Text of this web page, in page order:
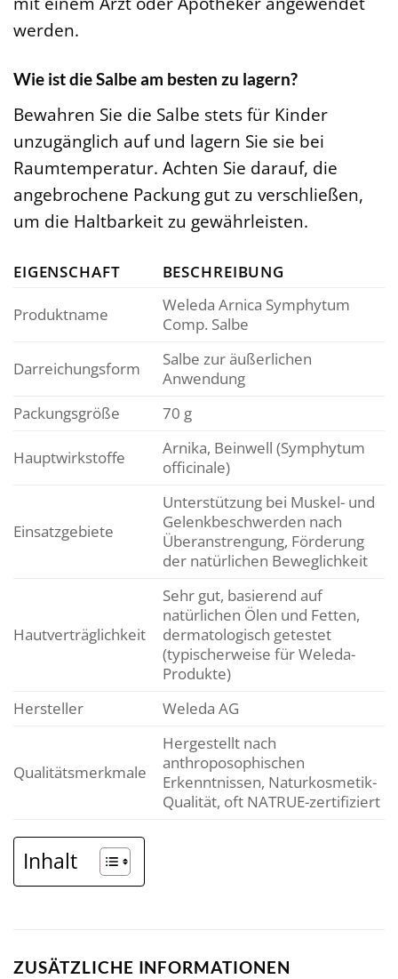
werden.
Wie ist die Salbe am besten zu lagern?
Bewahren Sie die Salbe stets für Kinder
unzugänglich auf und lagern Sie sie bei
Raumtemperatur. Achten Sie darauf, die
angebrochene Packung gut zu verschließen,
um die Haltbarkeit zu gewährleisten.
EIGENSCHAFT BESCHREIBUNG
Produktname
Weleda Arnica Symphytum
Comp. Salbe
Darreichungsform
Salbe zur äußerlichen
Anwendung
Packungsgröße
70 g
Hauptwirkstoffe
Arnika, Beinwell (Symphytum
officinale)
Einsatzgebiete
Unterstützung bei Muskel- und
Gelenkbeschwerden nach
Überanstrengung, Förderung
der natürlichen Beweglichkeit
Hautverträglichkeit
Sehr gut, basierend auf
natürlichen Ölen und Fetten,
dermatologisch getestet
(typischerweise für Weleda-
Produkte)
Hersteller
Weleda AG
Qualitätsmerkmale
Hergestellt nach
anthroposophischen
Erkenntnissen, Naturkosmetik-
Qualität, oft NATRUE-zertifiziert
Inhalt
ZUSÄTZLICHE INFORMATIONEN